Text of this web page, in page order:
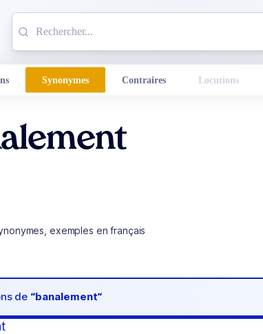
Synonymes Contraires Locutions
exemples en français
de “banalement“